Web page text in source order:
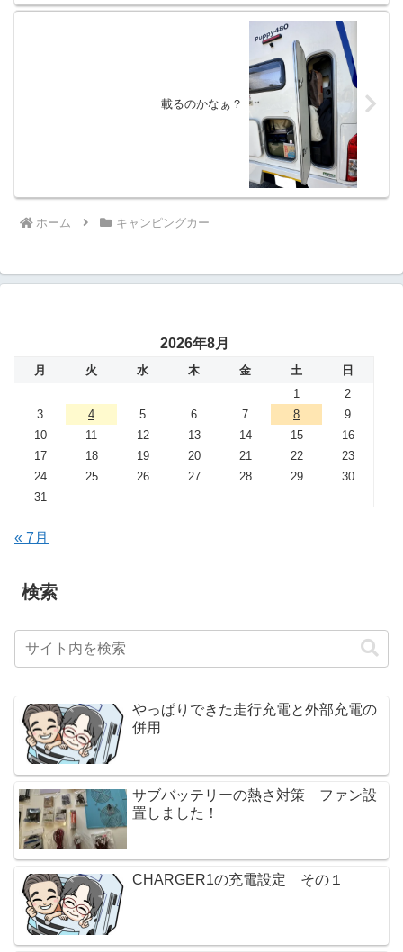
載るのかなぁ？
ホーム キャンピングカー
2026年8月
月 火 水 木 金 土
日
1
2
3
4 5 6 7 8
9
10
11 12 13 14 15
16
17
18 19 20 21 22
23
24
25 26 27 28 29
30
31
« 7月
検索
やっぱりできた走行充電と外部充電の
併用
サブバッテリーの熱さ対策 ファン設
置しました！
CHARGER1の充電設定 その１